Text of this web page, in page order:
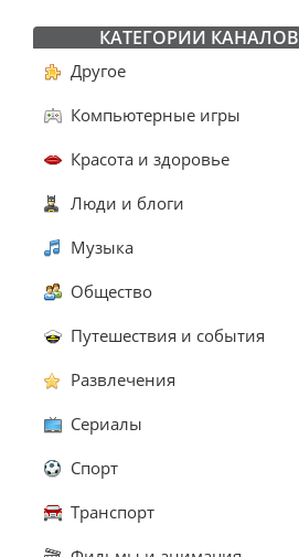
КАТЕГОРИИ КАНАЛОВ
Другое
Компьютерные игры
Красота и здоровье
Люди и блоги
Музыка
Общество
Путешествия и события
Развлечения
Сериалы
Спорт
Транспорт